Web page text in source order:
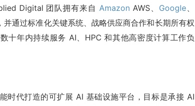
Digital 团队拥有来自Amazon AWS、 Google、
通过标准化关键系统、战略供应商合作和长期所有权
十年内持续服务 AI、HPC 和其他高密度计算工作负
代打造的可扩展 AI 基础设施平台，目标是承接 AI